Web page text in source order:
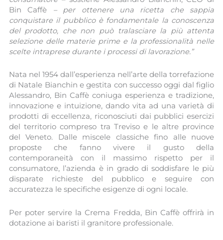
Bin Caffè – per ottenere una ricetta che sappia
conquistare il pubblico è fondamentale la conoscenza
del prodotto, che non può tralasciare la più attenta
selezione delle materie prime e la professionalità nelle
scelte intraprese durante i processi di lavorazione.”
Nata nel 1954 dall’esperienza nell’arte della torrefazione
di Natale Bianchin e gestita con successo oggi dal figlio
Alessandro, Bin Caffè coniuga esperienza e tradizione,
innovazione e intuizione, dando vita ad una varietà di
prodotti di eccellenza, riconosciuti dai pubblici esercizi
del territorio compreso tra Treviso e le altre province
del Veneto. Dalle miscele classiche fino alle nuove
proposte che fanno vivere il gusto della
contemporaneità con il massimo rispetto per il
consumatore, l’azienda è in grado di soddisfare le più
disparate richieste del pubblico e seguire con
accuratezza le specifiche esigenze di ogni locale.
Per poter servire la Crema Fredda, Bin Caffè offrirà in
dotazione ai baristi il granitore professionale.